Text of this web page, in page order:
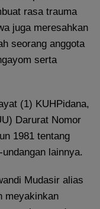
rasa trauma
juga meresahkan
seorang anggota
serta
(1) KUHPidana,
Darurat Nomor
1981 tentang
lainnya.
Mudasir alias
meyakinkan